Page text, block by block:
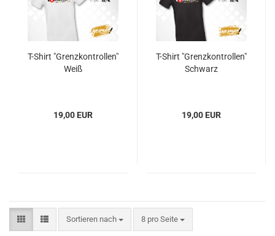
T-Shirt "Grenzkontrollen"
Weiß
19,00 EUR
T-Shirt "Grenzkontrollen"
Schwarz
19,00 EUR
Sortieren nach
Sortieren nach 8 pro Seite
pro Seite